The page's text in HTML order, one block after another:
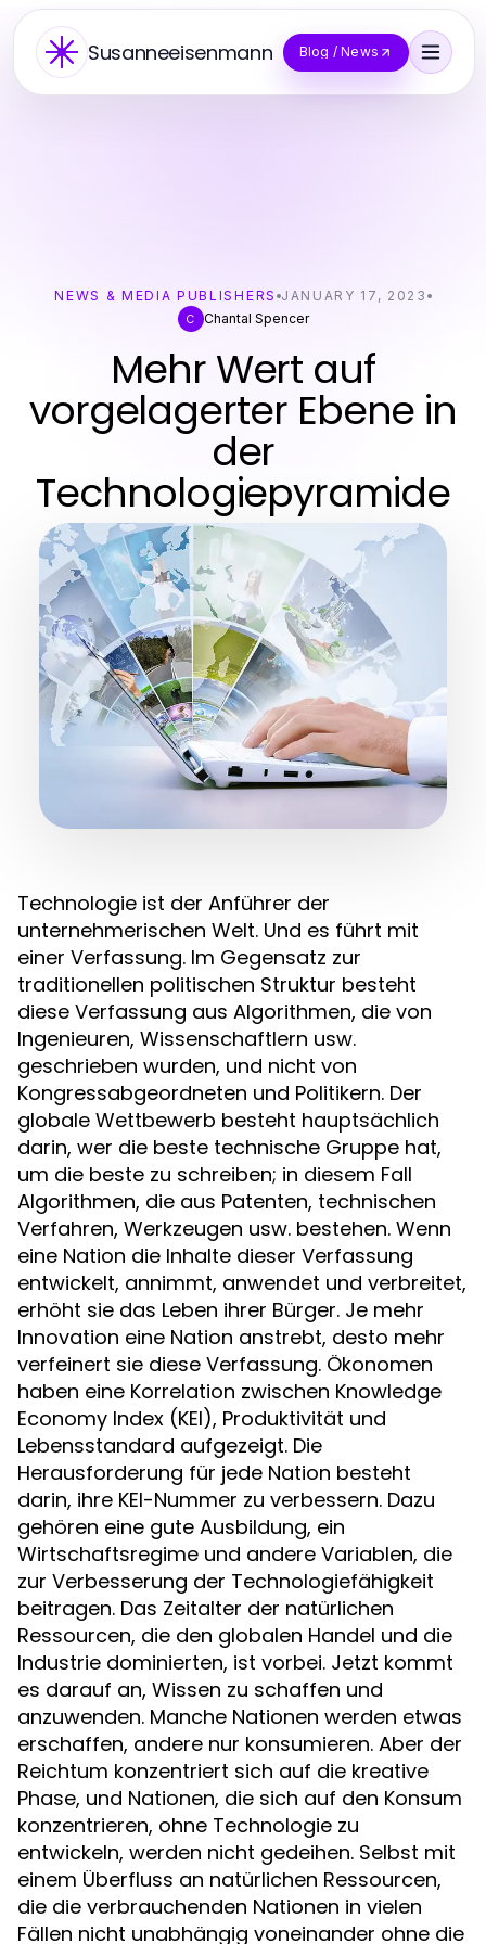
Susanneeisenmann Blog / News
NEWS & MEDIA PUBLISHERS JANUARY 17, 2023
C Chantal Spencer
Mehr Wert auf
vorgelagerter Ebene in
der
Technologiepyramide
Technologie ist der Anführer der
unternehmerischen Welt. Und es führt mit
einer Verfassung. Im Gegensatz zur
traditionellen politischen Struktur besteht
diese Verfassung aus Algorithmen, die von
Ingenieuren, Wissenschaftlern usw.
geschrieben wurden, und nicht von
Kongressabgeordneten und Politikern. Der
globale Wettbewerb besteht hauptsächlich
darin, wer die beste technische Gruppe hat,
um die beste zu schreiben; in diesem Fall
Algorithmen, die aus Patenten, technischen
Verfahren, Werkzeugen usw. bestehen. Wenn
eine Nation die Inhalte dieser Verfassung
entwickelt, annimmt, anwendet und verbreitet,
erhöht sie das Leben ihrer Bürger. Je mehr
Innovation eine Nation anstrebt, desto mehr
verfeinert sie diese Verfassung. Ökonomen
haben eine Korrelation zwischen Knowledge
Economy Index (KEI), Produktivität und
Lebensstandard aufgezeigt. Die
Herausforderung für jede Nation besteht
darin, ihre KEI-Nummer zu verbessern. Dazu
gehören eine gute Ausbildung, ein
Wirtschaftsregime und andere Variablen, die
zur Verbesserung der Technologiefähigkeit
beitragen. Das Zeitalter der natürlichen
Ressourcen, die den globalen Handel und die
Industrie dominierten, ist vorbei. Jetzt kommt
es darauf an, Wissen zu schaffen und
anzuwenden. Manche Nationen werden etwas
erschaffen, andere nur konsumieren. Aber der
Reichtum konzentriert sich auf die kreative
Phase, und Nationen, die sich auf den Konsum
konzentrieren, ohne Technologie zu
entwickeln, werden nicht gedeihen. Selbst mit
einem Überfluss an natürlichen Ressourcen,
die die verbrauchenden Nationen in vielen
Fällen nicht unabhängig voneinander ohne die